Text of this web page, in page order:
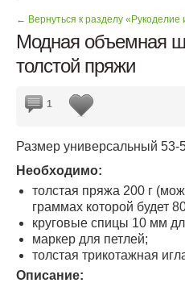
← Вернуться к разделу «Рукоделие
Модная объемная
толстой пряжи
1
Размер универсальный 53-
Необходимо:
толстая пряжа 200 г
граммах которой будет
круговые спицы 10 мм
маркер для петлей;
толстая трикотажная
Описание: